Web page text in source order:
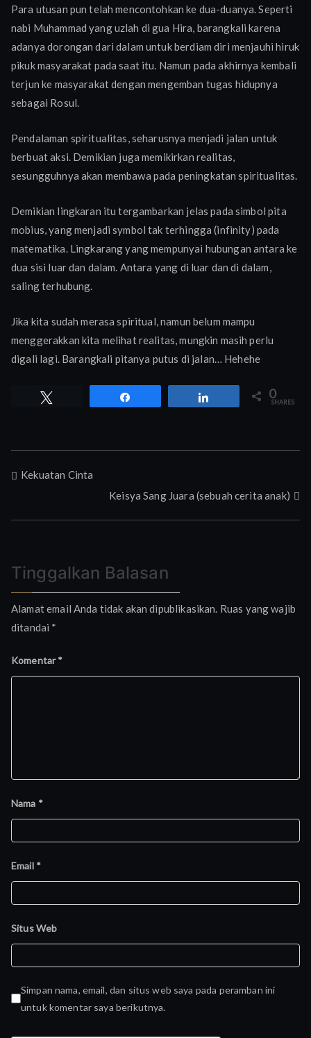
Para utusan pun telah mencontohkan ke dua-duanya. Seperti
nabi Muhammad yang uzlah di gua Hira, barangkali karena
adanya dorongan dari dalam untuk berdiam diri menjauhi hiruk
pikuk masyarakat pada saat itu. Namun pada akhirnya kembali
terjun ke masyarakat dengan mengemban tugas hidupnya
sebagai Rosul.
Pendalaman spiritualitas, seharusnya menjadi jalan untuk
berbuat aksi. Demikian juga memikirkan realitas,
sesungguhnya akan membawa pada peningkatan spiritualitas.
Demikian lingkaran itu tergambarkan jelas pada simbol pita
mobius, yang menjadi symbol tak terhingga (infinity) pada
matematika. Lingkarang yang mempunyai hubungan antara ke
dua sisi luar dan dalam. Antara yang di luar dan di dalam,
saling terhubung.
Jika kita sudah merasa spiritual, namun belum mampu
menggerakkan kita melihat realitas, mungkin masih perlu
digali lagi. Barangkali pitanya putus di jalan… Hehehe
0
SHARES
Navigasi
Kekuatan Cinta
Keisya Sang Juara (sebuah cerita anak)
Tinggalkan Balasan
Alamat email Anda tidak akan dipublikasikan. Ruas yang wajib
ditandai *
Komentar*
Nama *
Email *
Situs Web
Simpan nama, email, dan situs web saya pada peramban ini
untuk komentar saya berikutnya.